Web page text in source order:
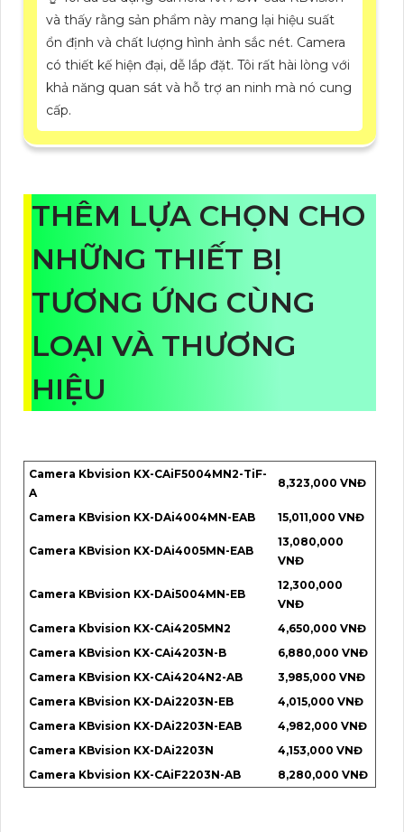
và thấy rằng sản phẩm này mang lại hiệu suất
ổn định và chất lượng hình ảnh sắc nét. Camera
có thiết kế hiện đại, dễ lắp đặt. Tôi rất hài lòng với
khả năng quan sát và hỗ trợ an ninh mà nó cung
cấp.
THÊM LỰA CHỌN CHO
NHỮNG THIẾT BỊ
TƯƠNG ỨNG CÙNG
LOẠI VÀ THƯƠNG
HIỆU
Camera Kbvision KX-CAiF5004MN2-TiF-
A
8,323,000 VNĐ
Camera KBvision KX-DAi4004MN-EAB 15,011,000 VNĐ
Camera KBvision KX-DAi4005MN-EAB
13,080,000
VNĐ
Camera KBvision KX-DAi5004MN-EB
12,300,000
VNĐ
Camera Kbvision KX-CAi4205MN2
4,650,000 VNĐ
Camera KBvision KX-CAi4203N-B
6,880,000 VNĐ
Camera KBvision KX-CAi4204N2-AB
3,985,000 VNĐ
Camera KBvision KX-DAi2203N-EB
4,015,000 VNĐ
Camera KBvision KX-DAi2203N-EAB
4,982,000 VNĐ
Camera KBvision KX-DAi2203N
4,153,000 VNĐ
Camera Kbvision KX-CAiF2203N-AB
8,280,000 VNĐ